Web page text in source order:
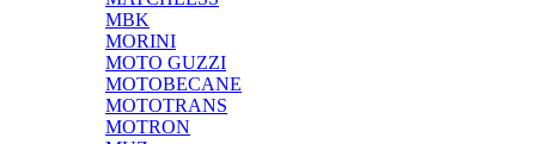
MBK
MORINI
MOTO GUZZI
MOTOBECANE
MOTOTRANS
MOTRON